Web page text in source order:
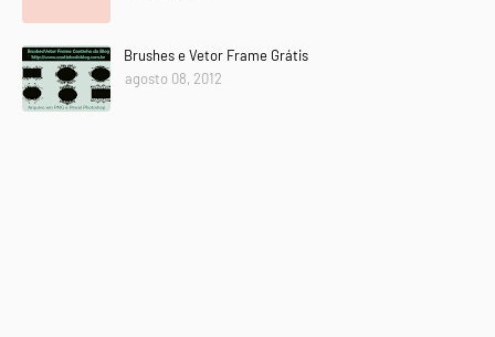
Brushes e Vetor Frame Grátis
agosto 08, 2012